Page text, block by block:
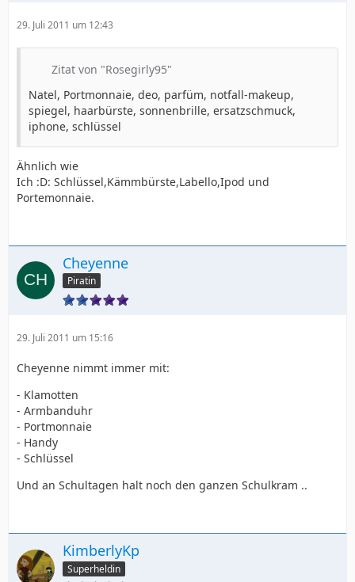
29. Juli 2011 um 12:43
Zitat von "Rosegirly95"
Natel, Portmonnaie, deo, parfüm, notfall-makeup,
spiegel, haarbürste, sonnenbrille, ersatzschmuck,
iphone, schlüssel
Ähnlich wie
Ich :D: Schlüssel,Kämmbürste,Labello,Ipod und
Portemonnaie.
Cheyenne
Piratin
29. Juli 2011 um 15:16
Cheyenne nimmt immer mit:
- Klamotten
- Armbanduhr
- Portmonnaie
- Handy
- Schlüssel
Und an Schultagen halt noch den ganzen Schulkram ..
KimberlyKp
Superheldin